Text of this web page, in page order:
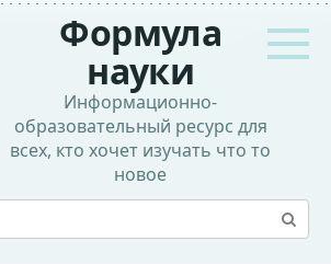
Формула
науки
Информационно-
образовательный ресурс для
всех, кто хочет изучать что то
новое